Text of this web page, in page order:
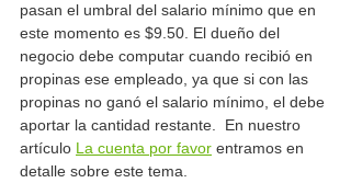
pasan el umbral del salario mínimo que en
este momento es $9.50. El dueño del
negocio debe computar cuando recibió en
propinas ese empleado, ya que si con las
propinas no ganó el salario mínimo, el debe
aportar la cantidad restante.  En nuestro
artículo La cuenta por favor entramos en
detalle sobre este tema.